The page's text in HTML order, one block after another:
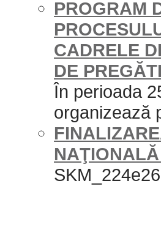
PROGRAM
CADRELE
DE
În perioada
organizează